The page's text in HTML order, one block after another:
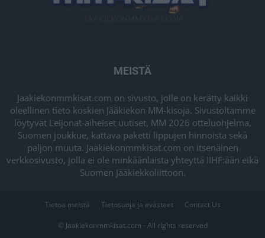
MEISTÄ
Jaakiekonmmkisat.com on sivusto, jolle on kerätty kaikki
oleellinen tieto koskien Jääkiekon MM-kisoja. Sivustoltamme
löytyvät Leijonat-aiheiset uutiset, MM 2026 otteluohjelma,
Suomen joukkue, kattava paketti lippujen hinnoista sekä
paljon muuta. Jaakiekonmmkisat.com on itsenäinen
verkkosivusto, jolla ei ole minkäänlaista yhteyttä IIHF:ään eikä
Suomen Jääkiekkoliittoon.
Tietoa meistä Tietosuoja ja evästeet Contact Us
© Jaakiekonmmkisat.com - All rights reserved